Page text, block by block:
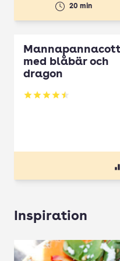
20 min
med blåbär och
dragon
Betyg: 4.5 av 5
Inspiration